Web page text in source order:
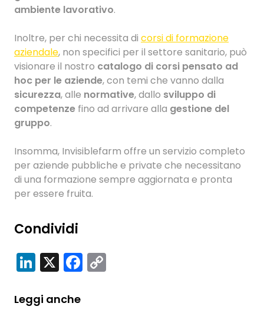
ambiente lavorativo.
Inoltre, per chi necessita di corsi di formazione
aziendale, non specifici per il settore sanitario, può
visionare il nostro catalogo di corsi pensato ad
hoc per le aziende, con temi che vanno dalla
sicurezza, alle normative, dallo sviluppo di
competenze fino ad arrivare alla gestione del
gruppo.
Insomma, Invisiblefarm offre un servizio completo
per aziende pubbliche e private che necessitano
di una formazione sempre aggiornata e pronta
per essere fruita.
Condividi
LinkedIn
X Facebook
Leggi anche